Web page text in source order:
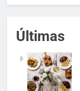
Últimas